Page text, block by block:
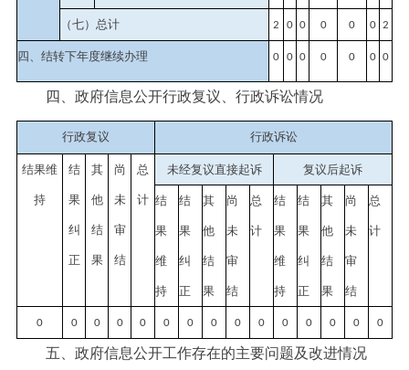
（七）总计 2 0 0 0 0 0 2
四、结转下年度继续办理 0 0 0 0 0 0 0
四、政府信息公开行政复议、行政诉讼情况
行政复议 行政诉讼
结果维
持
结
果
纠
正
其
他
结
果
尚
未
审
结
总
计
未经复议直接起诉 复议后起诉
结
果
维
持
结
果
纠
正
其
他
结
果
尚
未
审
结
总
计
结
果
维
持
结
果
纠
正
其
他
结
果
尚
未
审
结
总
计
0 0 0 0 0 0 0 0 0 0 0 0 0 0 0
五、政府信息公开工作存在的主要问题及改进情况